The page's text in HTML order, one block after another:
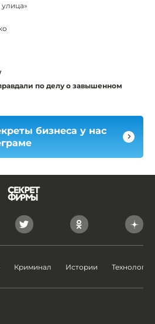
улица»
по делу о завышенном
бизнеса у нас
Криминал Истории Технологии